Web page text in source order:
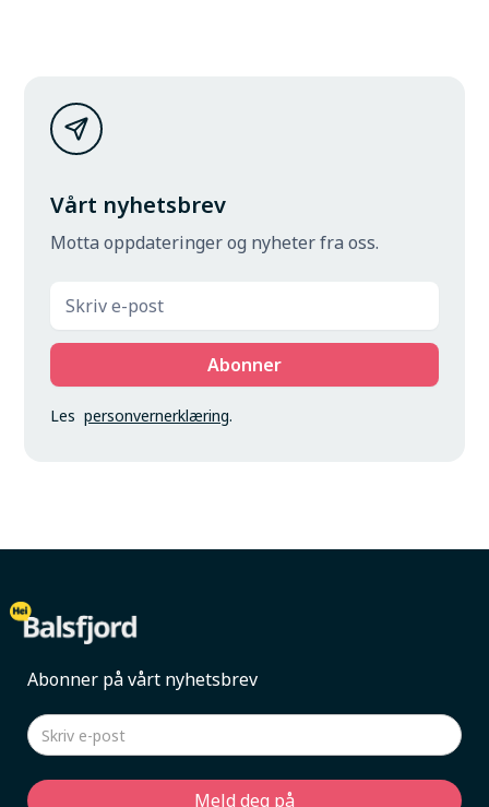
Vårt nyhetsbrev
Motta oppdateringer og nyheter fra oss.
Lespersonvernerklæring.
Abonner på vårt nyhetsbrev